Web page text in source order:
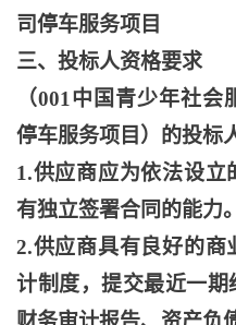
司停车服务项目
三、投标人资格要求
（001中国青少年社会
停车服务项目）的投标
1.供应商应为依法设立
有独立签署合同的能力。
2.供应商具有良好的商
计制度，提交最近一